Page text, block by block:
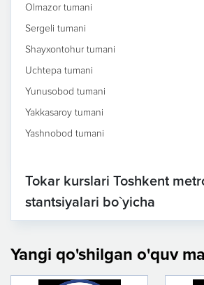
Olmazor tumani
Sergeli tumani
Shayxontohur tumani
Uchtepa tumani
Yunusobod tumani
Yakkasaroy tumani
Yashnobod tumani
Tokar kurslari Toshkent
stantsiyalari bo`yicha
Yangi qo'shilgan o'quv